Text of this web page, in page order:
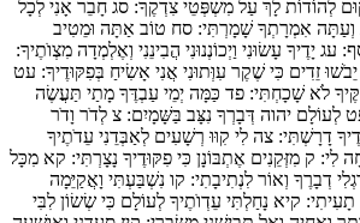
לְהוֹדוֹת לָךְ עַל מִשְׁפְּטֵי צִדְקֶךָ: סג חָבֵר אָנִי לְכָל
וְעַתָּה אִמְרָתְךָ שָׁמָרְתִּי: סח טוֹב אַתָּה וּמֵטִיב
עג יָדֶיךָ עָשׂוּנִי וַיְכוֹנְנוּנִי הֲבִינֵנִי וְאֶלְמְדָה מִצְוֺתֶיךָ:
יֵבֹשׁוּ זֵדִים כִּי שֶׁקֶר עִוְּתוּנִי אֲנִי אָשִׂיחַ בְּפִקּוּדֶיךָ: עט
לֹא שָׁכָחְתִּי: פד כַּמָּה יְמֵי עַבְדֶּךָ מָתַי תַּעֲשֶׂה
לְעוֹלָם יהוה דְּבָרְךָ נִצָּב בַּשָּׁמָיִם: צ לְדֹר וָדֹר
דָרָשְׁתִּי: צה לִי קִוּוּ רְשָׁעִים לְאַבְּדֵנִי עֵדֹתֶיךָ
לִי: ק מִזְּקֵנִים אֶתְבּוֹנָן כִּי פִקּוּדֶיךָ נָצָרְתִּי: קא מִכָּל
דְבָרֶךָ וְאוֹר לִנְתִיבָתִי: קו נִשְׁבַּעְתִּי וָאֲקַיֵּמָה
תָעִיתִי: קיא נָחַלְתִּי עֵדְוֺתֶיךָ לְעוֹלָם כִּי שְׂשׂוֹן לִבִּי